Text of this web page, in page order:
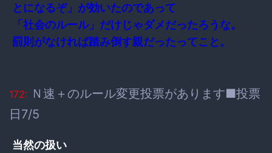
とになるぞ」が効いたのであって
「社会のルール」だけじゃダメだったろうな。
罰則がなければ踏み倒す親だったってこと。
172: Ｎ速＋のルール変更投票があります■投票
日7/5
当然の扱い